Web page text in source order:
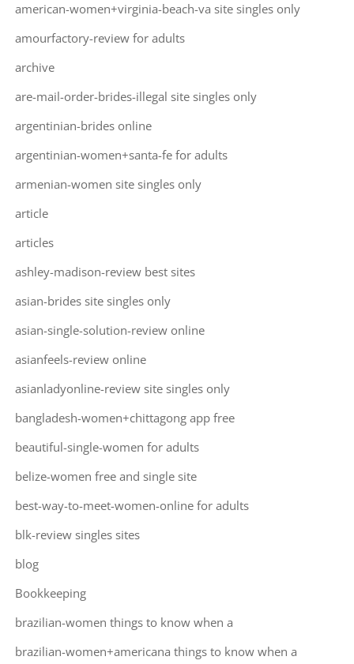
american-women+virginia-beach-va site singles only
amourfactory-review for adults
archive
are-mail-order-brides-illegal site singles only
argentinian-brides online
argentinian-women+santa-fe for adults
armenian-women site singles only
article
articles
ashley-madison-review best sites
asian-brides site singles only
asian-single-solution-review online
asianfeels-review online
asianladyonline-review site singles only
bangladesh-women+chittagong app free
beautiful-single-women for adults
belize-women free and single site
best-way-to-meet-women-online for adults
blk-review singles sites
blog
Bookkeeping
brazilian-women things to know when a
brazilian-women+americana things to know when a